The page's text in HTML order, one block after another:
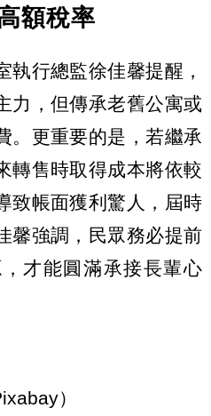
額稅率
執行總監徐佳馨提醒，
力，但傳承老舊公寓或
。更重要的是，若繼承
轉售時取得成本將依較
致帳面獲利驚人，屆時
馨強調，民眾務必提前
才能圓滿承接長輩心
）